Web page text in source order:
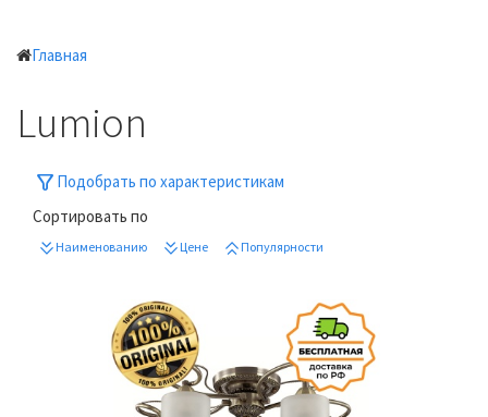
Главная
Lumion
Подобрать по характеристикам
Сортировать по
Наименованию Цене Популярности